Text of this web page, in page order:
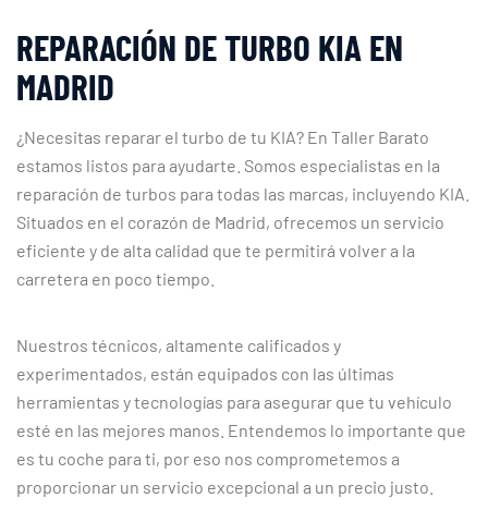
REPARACIÓN DE TURBO KIA EN
MADRID
¿Necesitas reparar el turbo de tu KIA? En Taller Barato
estamos listos para ayudarte. Somos especialistas en la
reparación de turbos para todas las marcas, incluyendo KIA.
Situados en el corazón de Madrid, ofrecemos un servicio
eficiente y de alta calidad que te permitirá volver a la
carretera en poco tiempo.
Nuestros técnicos, altamente calificados y
experimentados, están equipados con las últimas
herramientas y tecnologías para asegurar que tu vehículo
esté en las mejores manos. Entendemos lo importante que
es tu coche para ti, por eso nos comprometemos a
proporcionar un servicio excepcional a un precio justo.